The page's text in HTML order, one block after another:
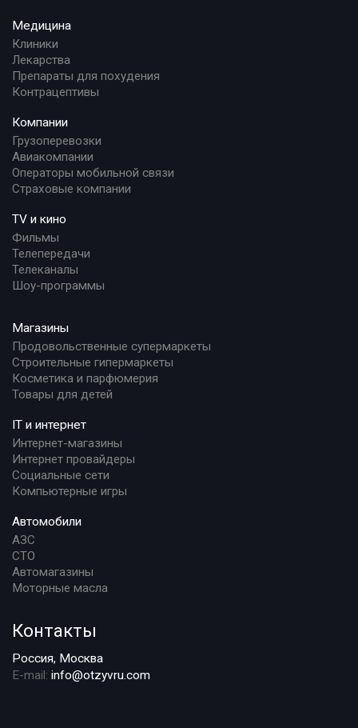
Медицина
Клиники
Лекарства
Препараты для похудения
Контрацептивы
Компании
Грузоперевозки
Авиакомпании
Операторы мобильной связи
Страховые компании
TV и кино
Фильмы
Телепередачи
Телеканалы
Шоу-программы
Магазины
Продовольственные супермаркеты
Строительные гипермаркеты
Косметика и парфюмерия
Товары для детей
IT и интернет
Интернет-магазины
Интернет провайдеры
Социальные сети
Компьютерные игры
Автомобили
АЗС
СТО
Автомагазины
Моторные масла
Контакты
Россия, Москва
E-mail: info@otzyvru.com